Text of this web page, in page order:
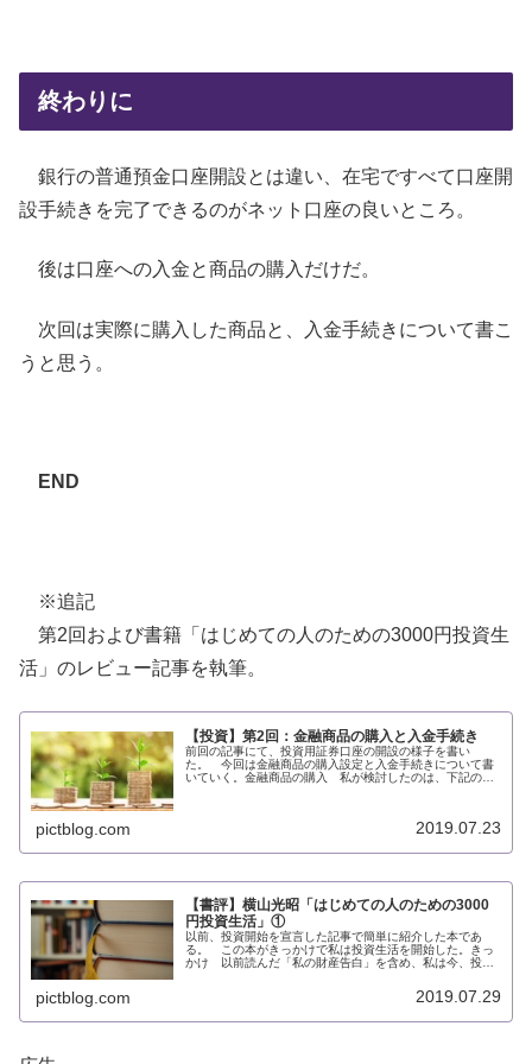
終わりに
銀行の普通預金口座開設とは違い、在宅ですべて口座開
設手続きを完了できるのがネット口座の良いところ。
後は口座への入金と商品の購入だけだ。
次回は実際に購入した商品と、入金手続きについて書こ
うと思う。
END
※追記
第2回および書籍「はじめての人のための3000円投資生
活」のレビュー記事を執筆。
【投資】第2回：金融商品の購入と入金手続き
前回の記事にて、投資用証券口座の開設の様子を書い
た。 今回は金融商品の購入設定と入金手続きについて書
いていく。金融商品の購入 私が検討したのは、下記の投
pictblog.com 2019.07.23
【書評】横山光昭「はじめての人のための3000
円投資生活」①
以前、投資開始を宣言した記事で簡単に紹介した本であ
る。 この本がきっかけで私は投資生活を開始した。きっ
かけ 以前読んだ「私の財産告白」を含め、私は今、投資
pictblog.com 2019.07.29